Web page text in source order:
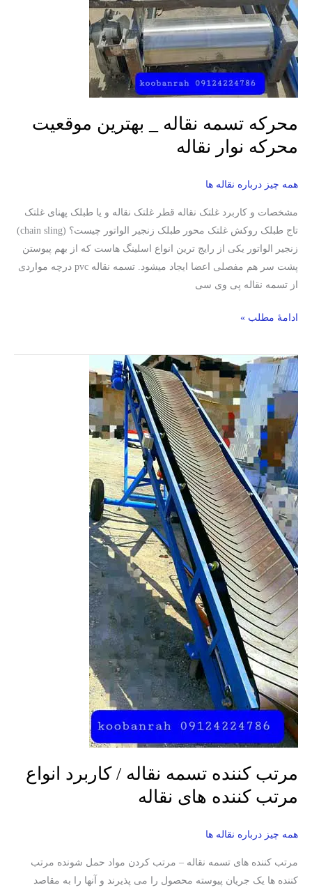
محرکه تسمه نقاله _ بهترین موقعیت
محرکه نوار نقاله
همه چیز درباره نقاله ها
مشخصات و کاربرد غلتک نقاله قطر غلتک نقاله و یا طبلک پهنای غلتک
تاج طبلک روکش غلتک محور طبلک زنجیر الواتور چیست؟ (chain sling)
زنجیر الواتور یکی از رایج ترین انواع اسلینگ هاست که از بهم پیوستن
پشت سر هم مفصلی اعضا ایجاد میشود. تسمه نقاله pvc درچه مواردی
از تسمه نقاله پی وی سی
محرکه
نوار
نقاله
ادامۀ مطلب »
مرتب کننده تسمه نقاله / کاربرد انواع
مرتب کننده های نقاله
همه چیز درباره نقاله ها
مرتب کننده های تسمه نقاله – مرتب کردن مواد حمل شونده مرتب
کننده ها یک جریان پیوسته محصول را می پذیرند و آنها را به مقاصد
مرتب
کننده
نقاله
/
کاربرد
انواع
مرتب
کننده
های
نقاله